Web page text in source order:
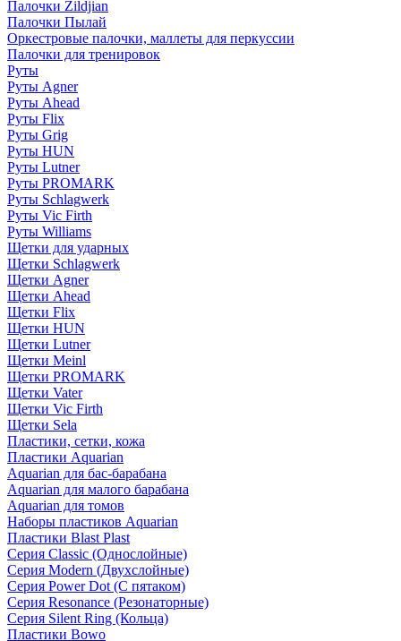
Палочки Zildjian
Палочки Пылай
Оркестровые палочки, маллеты для перкуссии
Палочки для тренировок
Руты
Руты Agner
Руты Ahead
Руты Flix
Руты Grig
Руты HUN
Руты Lutner
Руты PROMARK
Руты Schlagwerk
Руты Vic Firth
Руты Williams
Щетки для ударных
Щетки Schlagwerk
Щетки Agner
Щетки Ahead
Щетки Flix
Щетки HUN
Щетки Lutner
Щетки Meinl
Щетки PROMARK
Щетки Vater
Щетки Vic Firth
Щетки Sela
Пластики, сетки, кожа
Пластики Aquarian
Aquarian для бас-барабана
Aquarian для малого барабана
Aquarian для томов
Наборы пластиков Aquarian
Пластики Blast Plast
Серия Classic (Однослойные)
Серия Modern (Двухслойные)
Серия Power Dot (С пятаком)
Серия Resonance (Резонаторные)
Серия Silent Ring (Кольца)
Пластики Bowo